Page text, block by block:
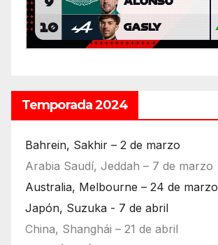
Temporada 2024
Bahrein, Sakhir – 2 de marzo
Arabia Saudí, Jeddah – 7 de marzo
Australia, Melbourne – 24 de marzo
Japón, Suzuka - 7 de abril
China, Shanghái – 21 de abril